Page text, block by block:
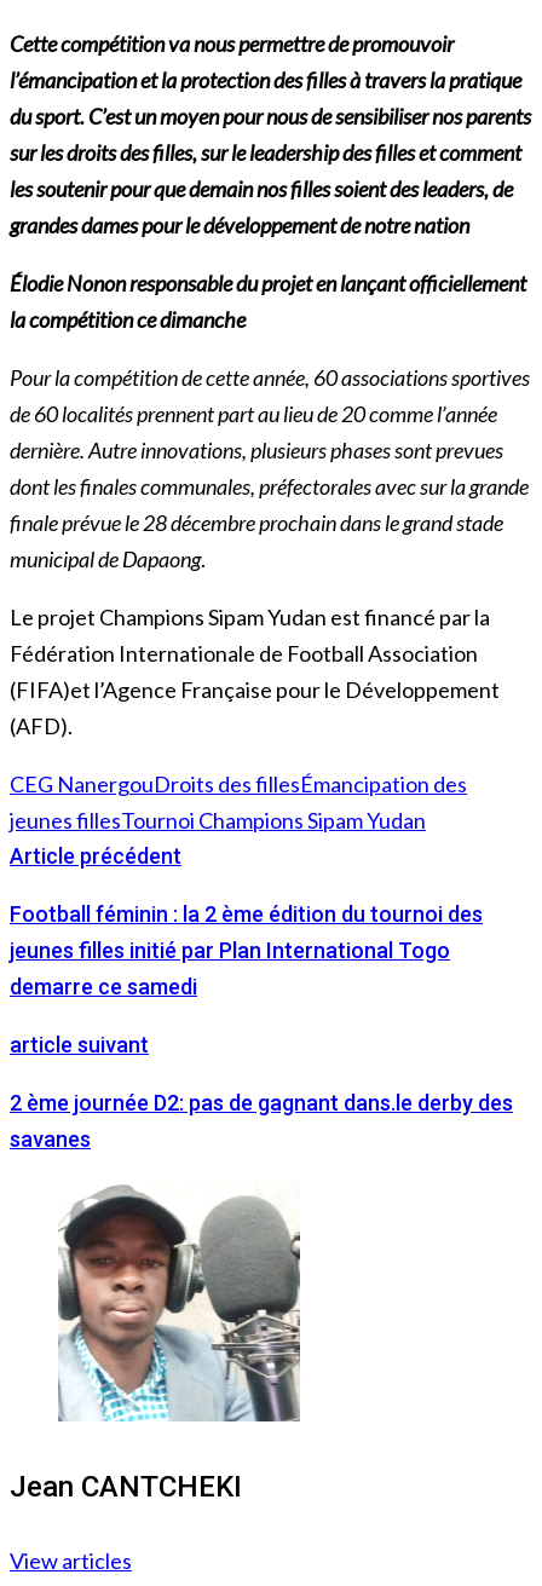
Cette compétition va nous permettre de promouvoir
l’émancipation et la protection des filles à travers la pratique
du sport. C’est un moyen pour nous de sensibiliser nos parents
sur les droits des filles, sur le leadership des filles et comment
les soutenir pour que demain nos filles soient des leaders, de
grandes dames pour le développement de notre nation
Élodie Nonon responsable du projet en lançant officiellement
la compétition ce dimanche
Pour la compétition de cette année, 60 associations sportives
de 60 localités prennent part au lieu de 20 comme l’année
dernière. Autre innovations, plusieurs phases sont prevues
dont les finales communales, préfectorales avec sur la grande
finale prévue le 28 décembre prochain dans le grand stade
municipal de Dapaong.
Le projet Champions Sipam Yudan est financé par la
Fédération Internationale de Football Association
(FIFA)et l’Agence Française pour le Développement
(AFD).
CEG NanergouDroits des fillesÉmancipation des
jeunes fillesTournoi Champions Sipam Yudan
Article précédent
Football féminin : la 2 ème édition du tournoi des
jeunes filles initié par Plan International Togo
demarre ce samedi
article suivant
2 ème journée D2: pas de gagnant dans.le derby des
savanes
Jean CANTCHEKI
View articles